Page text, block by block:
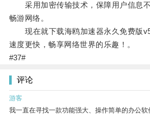
采用加密传输技术，保障用户信息
畅游网络。
现在就下载海鸥加速器永久免费版
速度更快，畅享网络世界的乐趣！。
#37#
评论
游客
我一直在寻找一款功能强大、操作简单的办公